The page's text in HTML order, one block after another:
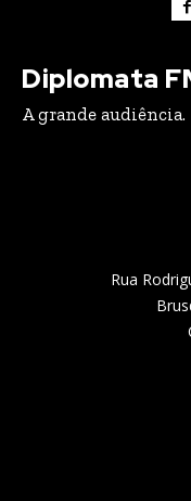
Diplomata
A grande audiência.
Rua